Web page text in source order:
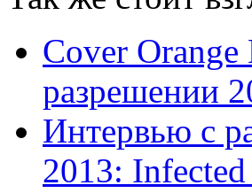
Cover
разрешении
Интервью с
2013: Infected